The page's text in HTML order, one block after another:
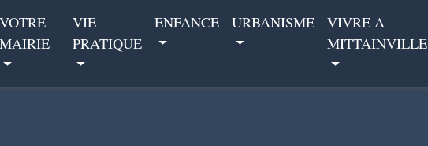
VOTRE
MAIRIE
VIE
PRATIQUE
ENFANCE URBANISME
VIVRE A
MITTAINVILLE